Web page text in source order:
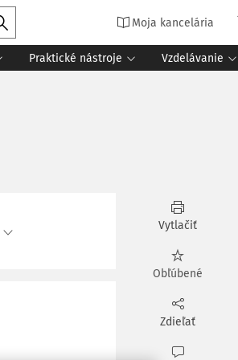
Moja kancelária
Praktické nástroje Vzdelávanie
Vytlačiť
Obľúbené
Zdieľať